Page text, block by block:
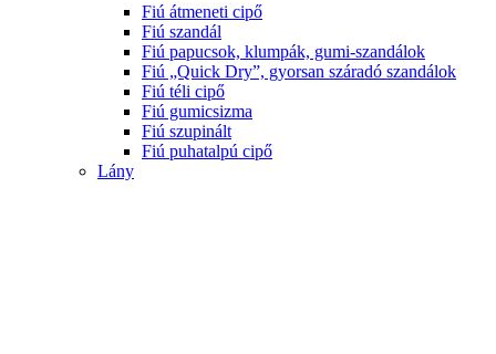
Fiú átmeneti cipő
Fiú szandál
Fiú papucsok, klumpák, gumi-szandálok
Fiú „Quick Dry”, gyorsan száradó szandálok
Fiú téli cipő
Fiú gumicsizma
Fiú szupinált
Fiú puhatalpú cipő
Lány